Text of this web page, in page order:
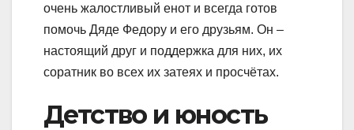
очень жалостливый енот и всегда готов
помочь Дяде Федору и его друзьям. Он –
настоящий друг и поддержка для них, их
соратник во всех их затеях и просчётах.
Детство и юность